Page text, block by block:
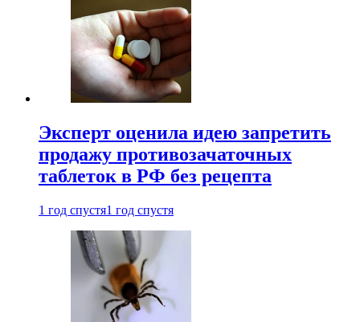
Эксперт оценила идею запретить
продажу противозачаточных
таблеток в РФ без рецепта
1 год спустя1 год спустя